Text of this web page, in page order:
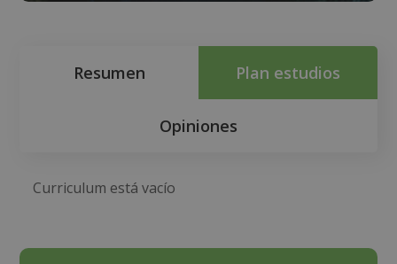
Resumen Plan estudios
Opiniones
Curriculum está vacío